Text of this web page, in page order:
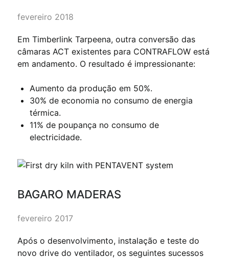
fevereiro 2018
Em Timberlink Tarpeena, outra conversão das
câmaras ACT existentes para CONTRAFLOW está
em andamento. O resultado é impressionante:
Aumento da produção em 50%.
30% de economia no consumo de energia
térmica.
11% de poupança no consumo de
electricidade.
BAGARO MADERAS
fevereiro 2017
Após o desenvolvimento, instalação e teste do
novo drive do ventilador, os seguintes sucessos